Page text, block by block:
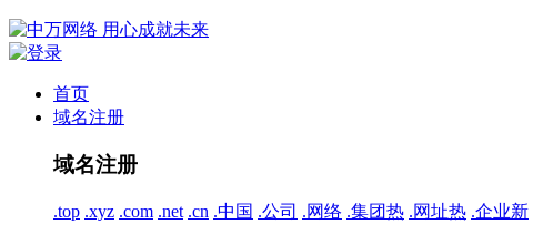
首页
域名注册
域名注册
.top .xyz .com .net .cn .中国 .公司 .网络 .集团热 .网址热 .企业新